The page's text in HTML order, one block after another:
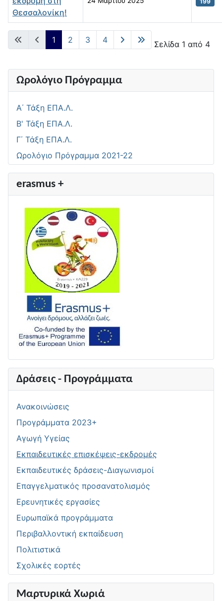
Άρθρα
Θεσσαλονίκη!
Σελίδα 1 από 4
1 2 3 4
Ωρολόγιο Πρόγραμμα
Α΄ Τάξη ΕΠΑ.Λ.
Β' Τάξη ΕΠΑ.Λ.
Γ΄ Τάξη ΕΠΑ.Λ.
Ωρολόγιο Πρόγραμμα 2021-22
erasmus +
Δράσεις - Προγράμματα
Ανακοινώσεις
Προγράμματα 2023+
Αγωγή Υγείας
Εκπαιδευτικές επισκέψεις-εκδρομές
Εκπαιδευτικές δράσεις-Διαγωνισμοί
Επαγγελματικός προσανατολισμός
Ερευνητικές εργασίες
Ευρωπαϊκά προγράμματα
Περιβαλλοντική εκπαίδευση
Πολιτιστικά
Σχολικές εορτές
Μαρτυρικά Χωριά